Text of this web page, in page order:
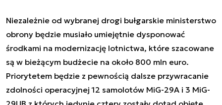
Niezależnie od wybranej drogi bułgarskie ministerstwo
obrony będzie musiało umiejętnie dysponować
środkami na modernizację lotnictwa, które szacowane
są w bieżącym budżecie na około 800 mln euro.
Priorytetem będzie z pewnością dalsze przywracanie
zdolności operacyjnej 12 samolotów MiG-29A i 3 MiG-